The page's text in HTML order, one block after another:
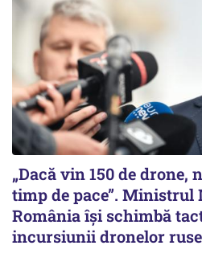
„Dacă vin 150 de drone,
timp de pace”. Ministrul
România își schimbă
incursiunii dronelor